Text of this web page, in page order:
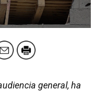
general, ha